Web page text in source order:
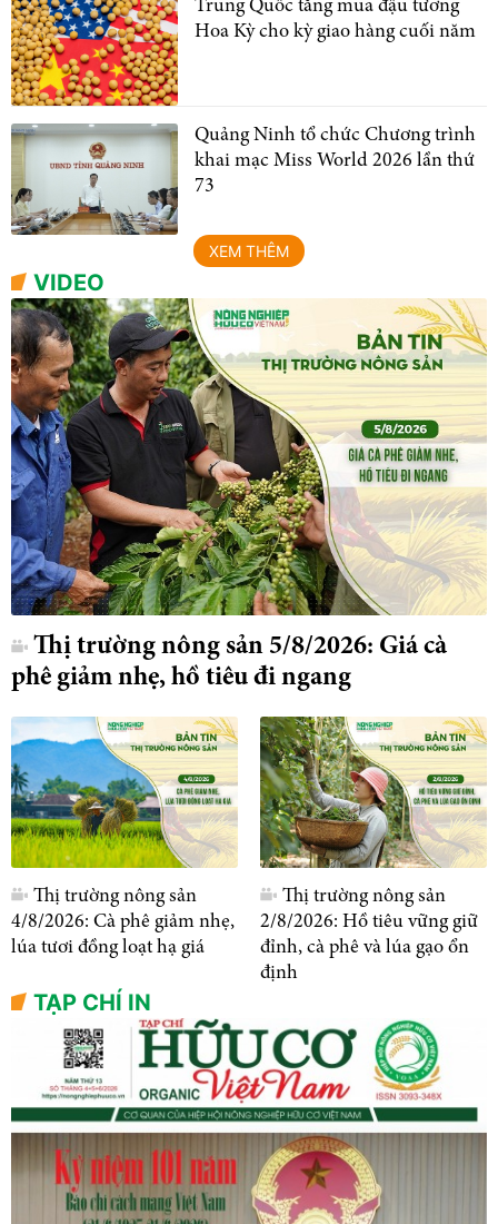
Trung Quốc tăng mua đậu tương
Hoa Kỳ cho kỳ giao hàng cuối năm
Quảng Ninh tổ chức Chương trình
khai mạc Miss World 2026 lần thứ
73
XEM THÊM
VIDEO
Thị trường nông sản 5/8/2026: Giá cà
phê giảm nhẹ, hồ tiêu đi ngang
Thị trường nông sản
4/8/2026: Cà phê giảm nhẹ,
lúa tươi đồng loạt hạ giá
Thị trường nông sản
2/8/2026: Hồ tiêu vững giữ
đỉnh, cà phê và lúa gạo ổn
định
TẠP CHÍ IN